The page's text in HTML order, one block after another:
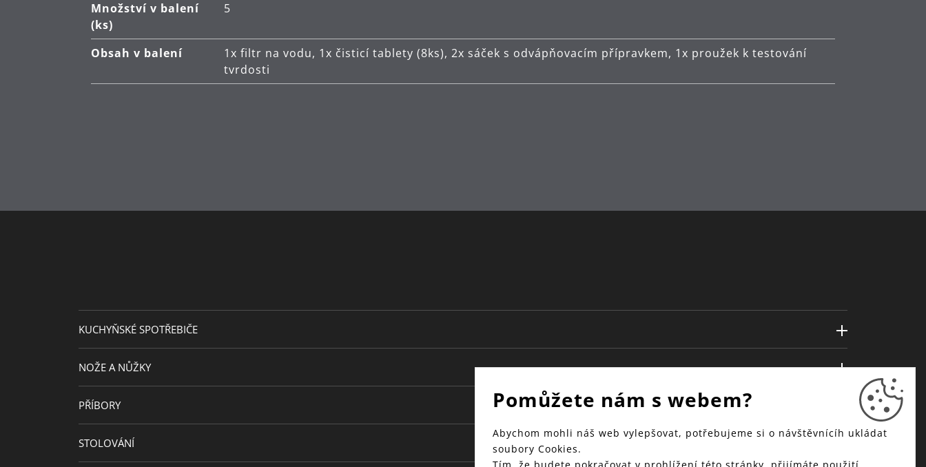
Množství v balení
(ks)
5
Obsah v balení
1x filtr na vodu, 1x čisticí tablety (8ks), 2x sáček s odvápňovacím přípravkem, 1x proužek k testování
tvrdosti
KUCHYŇSKÉ SPOTŘEBIČE
NOŽE A NŮŽKY
PŘÍBORY
STOLOVÁNÍ
Pomůžete nám s webem?
Abychom mohli náš web vylepšovat, potřebujeme si o návštěvnícíh ukládat
soubory Cookies.